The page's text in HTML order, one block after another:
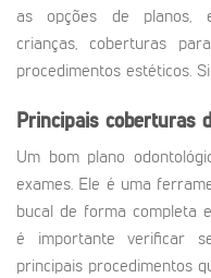
as opções de planos,
crianças, coberturas
procedimentos estéticos.
Principais coberturas
Um bom plano
exames. Ele é uma
bucal de forma completa
é importante verificar
principais procedimentos